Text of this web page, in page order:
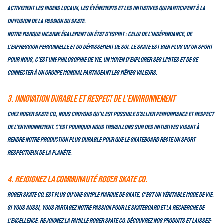
activement les riders locaux, les événements et les initiatives qui participent à la
diffusion de la passion du skate.
Notre marque incarne également un état d’esprit : celui de l’indépendance, de
l’expression personnelle et du dépassement de soi. Le skate est bien plus qu’un sport
pour nous, c’est une philosophie de vie, un moyen d’explorer ses limites et de se
connecter à un groupe mondial partageant les mêmes valeurs.
3. Innovation durable et respect de l’environnement
Chez Roger Skate Co., nous croyons qu’il est possible d’allier performance et respect
de l’environnement. C’est pourquoi nous travaillons sur des initiatives visant à
rendre notre production plus durable pour que le skateboard reste un sport
respectueux de la planète.
4. Rejoignez la communauté Roger Skate Co.
Roger Skate Co. est plus qu’une simple marque de skate, c’est un véritable mode de vie.
Si vous aussi, vous partagez notre passion pour le skateboard et la recherche de
l’excellence, rejoignez la famille Roger Skate Co. Découvrez nos produits et laissez-